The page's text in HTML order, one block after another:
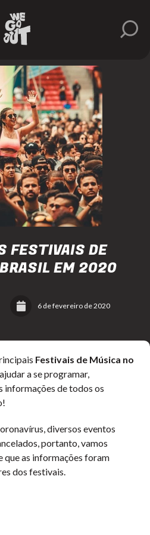
FESTIVAIS DE
EM 2020
6 de fevereiro de 2020
Festivais de Música no
a se programar,
informações de todos os
diversos eventos
portanto, vamos
que as informações foram
dos festivais.